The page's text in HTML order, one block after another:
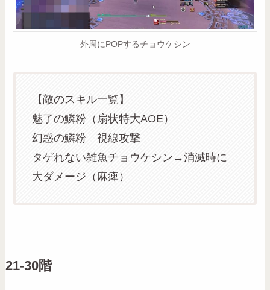
外周にPOPするチョウケシン
【敵のスキル一覧】
魅了の鱗粉（扇状特大AOE）
幻惑の鱗粉 視線攻撃
タゲれない雑魚チョウケシン→消滅時に
大ダメージ（麻痺）
21-30階